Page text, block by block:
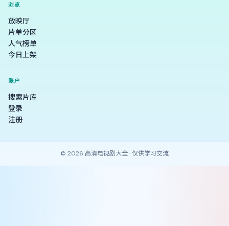
浏览
放映厅
片单分区
人气榜单
今日上架
账户
搜索片库
登录
注册
© 2026 高清电视剧大全· 仅供学习交流